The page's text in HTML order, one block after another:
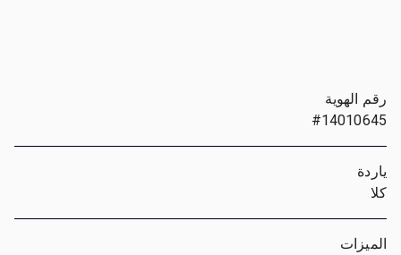
رقم الهوية
#14010645
ياردة
كلا
الميزات